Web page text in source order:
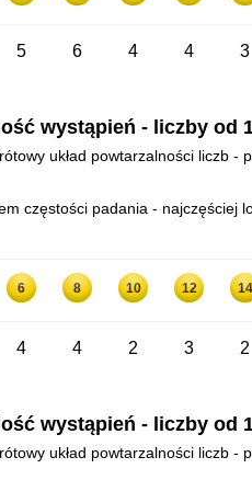
5 6 4 4 3
wystąpień - liczby od
układ powtarzalności liczb
częstości padania -
6 8 10 12 14
4 4 2 3 2
wystąpień - liczby od
układ powtarzalności liczb